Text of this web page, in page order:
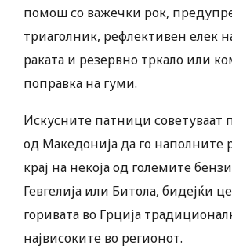
помош со важечки рок,
триаголник, рефлективен елек
раката и резервно тркало или
поправка на гуми.
Искусните патници советуваат
од Македонија да го наполните
крај на некоја од големите
Гевгелија или Битола, бидејќи
горивата во Грција
највисоките во регионот.